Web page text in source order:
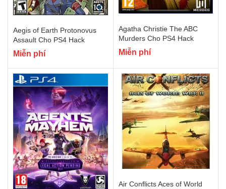
Aegis of Earth Protonovus
Assault Cho PS4 Hack
Miễn phí
Agatha Christie The ABC
Murders Cho PS4 Hack
Miễn phí
Air Conflicts Aces of World